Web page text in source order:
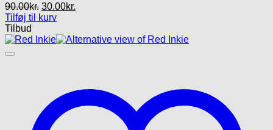
90.00kr. Den
oprindelige
var:
30.00kr.
er:
Tilføj til kurv
Tilbud